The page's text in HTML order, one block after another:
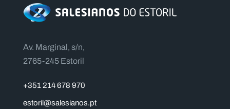
Av. Marginal, s/n,
2765-245 Estoril
+351 214 678 970
estoril@salesianos.pt